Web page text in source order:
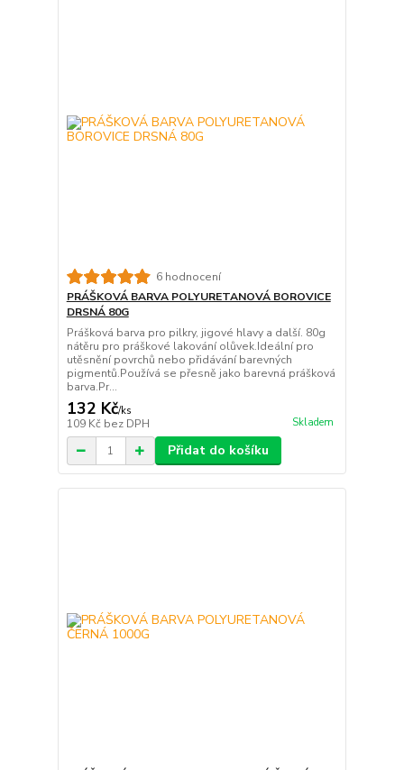
6 hodnocení
PRÁŠKOVÁ BARVA POLYURETANOVÁ BOROVICE
DRSNÁ 80G
Prášková barva pro pilkry, jigové hlavy a další. 80g
nátěru pro práškové lakování olůvek.Ideální pro
utěsnění povrchů nebo přidávání barevných
pigmentů.Používá se přesně jako barevná prášková
barva.Pr...
132 Kč/ks
109 Kč bez DPH Skladem
Přidat do košíku